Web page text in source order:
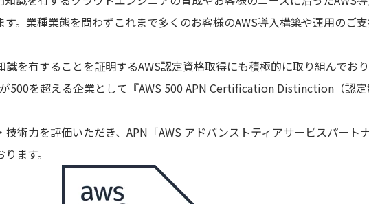
。業種業態を問わずこれまで多くのお客様のAWS導入構築や運用のご
を有することを証明するAWS認定資格取得にも積極的に取り組んでおり
500を超える企業として『AWS 500 APN Certification Distinction（認
技術力を評価いただき、APN「AWS アドバンストティアサービスパート
ます。